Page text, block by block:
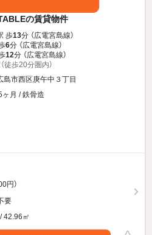
の賃貸物件
歩13分 （広電宮島線）
6分 （広電宮島線）
12分 （広電宮島線）
徒歩20分圏内）
島市西区庚午中３丁目
月 / 鉄骨造
円）
要
42.96㎡